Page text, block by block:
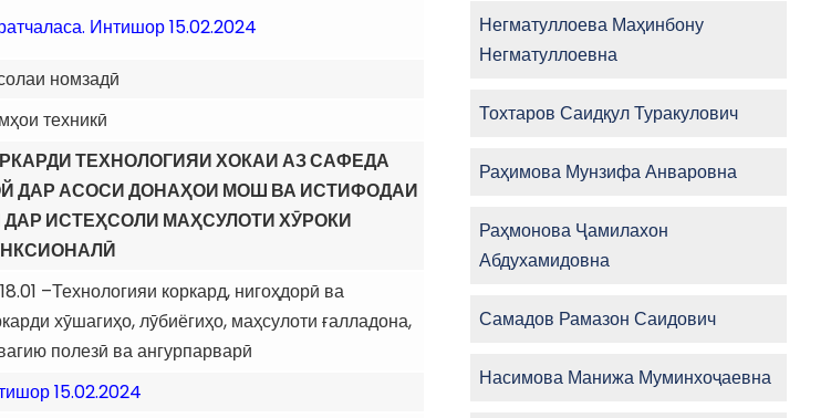
Интишор 15.02.2024
номзадӣ
техникӣ
ТЕХНОЛОГИЯИ ХОКАИ АЗ САФЕДА
ДАР АСОСИ ДОНАҲОИ МОШ ВА ИСТИФОДАИ
ДАР ИСТЕҲСОЛИ МАҲСУЛОТИ ХӮРОКИ
–Технологияи коркард, нигоҳдорӣ ва
хӯшагиҳо, лӯбиёгиҳо, маҳсулоти ғалладона,
полезӣ ва ангурпарварӣ
15.02.2024
Негматуллоева Маҳинбону
Негматуллоевна
Тохтаров Саидқул Туракулович
Раҳимова Мунзифа Анваровна
Раҳмонова Ҷамилахон
Абдухамидовна
Самадов Рамазон Саидович
Насимова Манижа Муминхоҷаевна